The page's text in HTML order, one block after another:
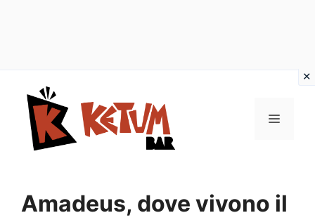
contenuto
Menu
Amadeus, dove vivono il